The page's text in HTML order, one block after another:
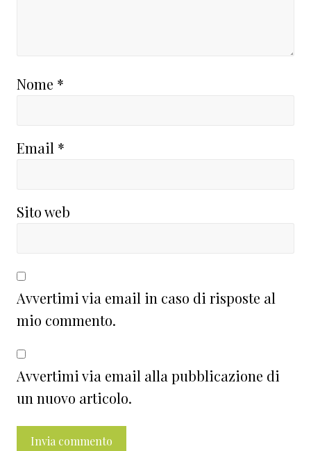
Nome *
Email *
Sito web
Avvertimi via email in caso di risposte al
mio commento.
Avvertimi via email alla pubblicazione di
un nuovo articolo.